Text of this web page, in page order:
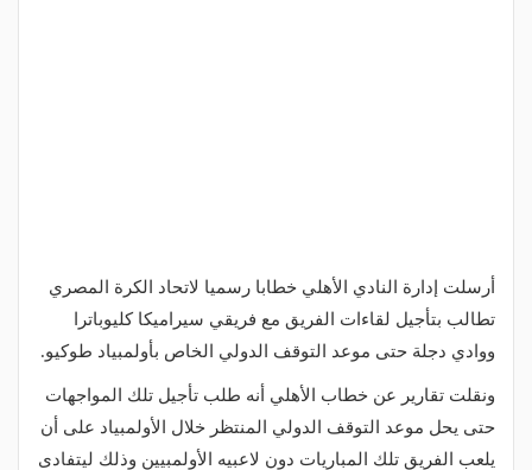
أرسلت إدارة النادي الأهلي خطابا رسميا لاتحاد الكرة المصري
تطالب بتأجيل لقاءات الفريق مع فريقي سيراميكا كليوباترا
ووادي دجلة حتى موعد التوقف الدولي الخاص بأولمبياد طوكيو.
ونقلت تقارير عن خطاب الأهلي أنه طلب تأجيل تلك المواجهات
حتى يحل موعد التوقف الدولي المنتظر خلال الأولمبياد على أن
يلعب الفريق تلك المباريات دون لاعبيه الأولمبيين وذلك ليتفادى